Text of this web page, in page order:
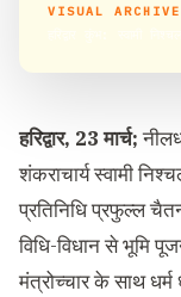
VISUAL ARCHIVE
हरिद्वार, 23 मार्च;
शंकराचार्य स्वामी
प्रतिनिधि प्रफुल्ल
विधि-विधान से भूमि
मंत्रोच्चार के साथ धर्म